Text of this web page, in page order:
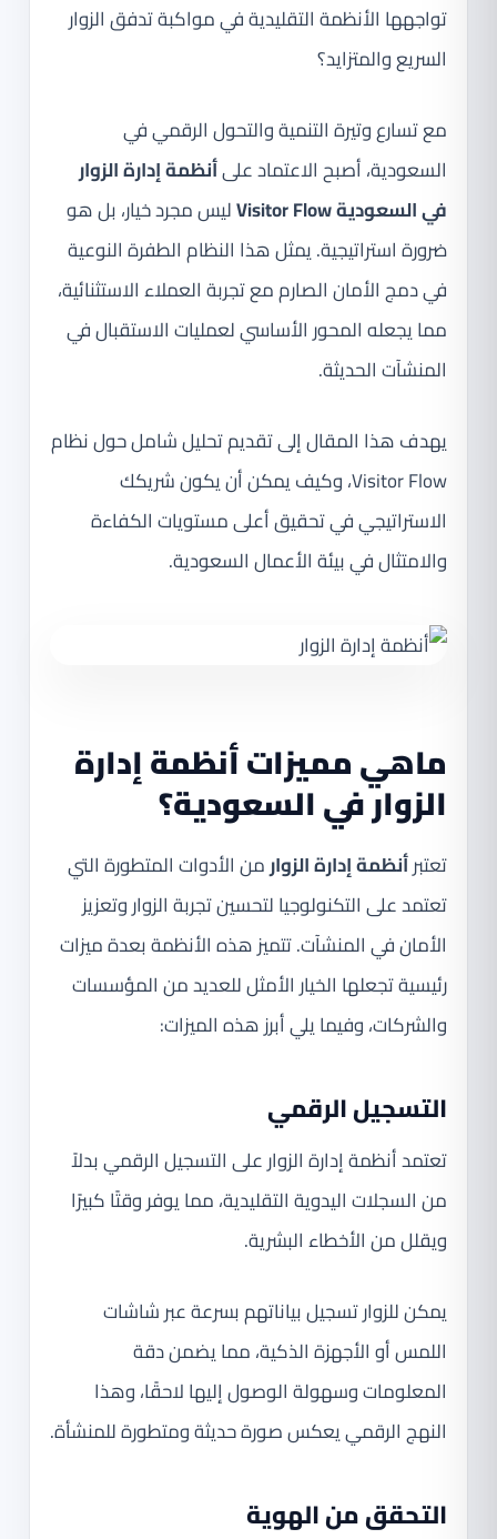
تواجهها الأنظمة التقليدية في مواكبة تدفق الزوار
السريع والمتزايد؟
مع تسارع وتيرة التنمية والتحول الرقمي في
السعودية، أصبح الاعتماد علىأنظمة إدارة الزوار
في السعودية Visitor Flow
ليس مجرد خيار، بل هو
ضرورة استراتيجية. يمثل هذا النظام الطفرة النوعية
في دمج الأمان الصارم مع تجربة العملاء الاستثنائية،
مما يجعله المحور الأساسي لعمليات الاستقبال في
المنشآت الحديثة.
يهدف هذا المقال إلى تقديم تحليل شامل حول نظام
Visitor Flow، وكيف يمكن أن يكون شريكك
الاستراتيجي في تحقيق أعلى مستويات الكفاءة
والامتثال في بيئة الأعمال السعودية.
ماهي مميزات أنظمة إدارة
الزوار في السعودية؟
تعتبرأنظمة إدارة الزوارمن الأدوات المتطورة التي
تعتمد على التكنولوجيا لتحسين تجربة الزوار وتعزيز
الأمان في المنشآت. تتميز هذه الأنظمة بعدة ميزات
رئيسية تجعلها الخيار الأمثل للعديد من المؤسسات
والشركات، وفيما يلي أبرز هذه الميزات:
التسجيل الرقمي
تعتمد أنظمة إدارة الزوار على التسجيل الرقمي بدلاً
من السجلات اليدوية التقليدية، مما يوفر وقتًا كبيرًا
ويقلل من الأخطاء البشرية.
يمكن للزوار تسجيل بياناتهم بسرعة عبر شاشات
اللمس أو الأجهزة الذكية، مما يضمن دقة
المعلومات وسهولة الوصول إليها لاحقًا، وهذا
النهج الرقمي يعكس صورة حديثة ومتطورة للمنشأة.
التحقق من الهوية